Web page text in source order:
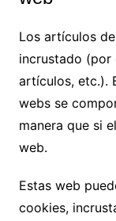
Los artículos
incrustado (por
artículos, etc.).
webs se
manera que si
web.
Estas web
cookies,